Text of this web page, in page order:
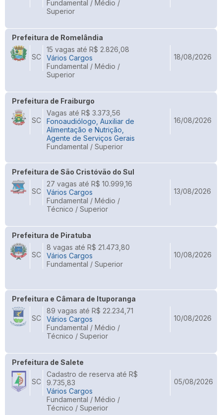
Fundamental / Médio /
Superior
Prefeitura de Romelândia
SC
15 vagas até R$ 2.826,08
Vários Cargos
Fundamental / Médio /
Superior
18/08/2026
Prefeitura de Fraiburgo
SC
Vagas até R$ 3.373,56
Fonoaudiólogo, Auxiliar de
Alimentação e Nutrição,
Agente de Serviços Gerais
Fundamental / Superior
16/08/2026
Prefeitura de São Cristóvão do Sul
SC
27 vagas até R$ 10.999,16
Vários Cargos
Fundamental / Médio /
Técnico / Superior
13/08/2026
Prefeitura de Piratuba
SC
8 vagas até R$ 21.473,80
Vários Cargos
Fundamental / Superior
10/08/2026
Prefeitura e Câmara de Ituporanga
SC
89 vagas até R$ 22.234,71
Vários Cargos
Fundamental / Médio /
Técnico / Superior
10/08/2026
Prefeitura de Salete
SC
Cadastro de reserva até R$
9.735,83
Vários Cargos
Fundamental / Médio /
Técnico / Superior
05/08/2026